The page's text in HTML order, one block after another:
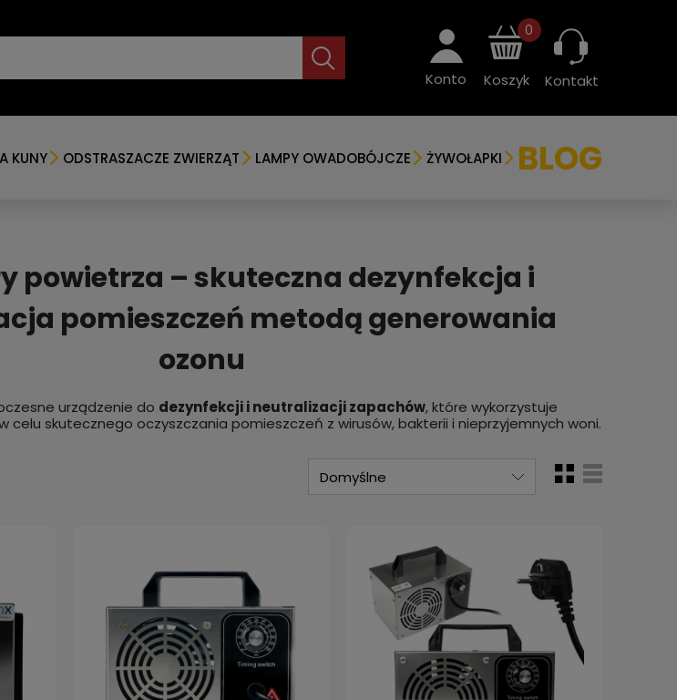
Konto Koszyk
0
Kontakt
KUNY ODSTRASZACZE ZWIERZĄT LAMPY OWADOBÓJCZE ŻYWOŁAPKI BLOG
powietrza – skuteczna dezynfekcja i
pomieszczeń metodą generowania
ozonu
urządzenie do dezynfekcji i neutralizacji zapachów, które wykorzystuje
celu skutecznego oczyszczania pomieszczeń z wirusów, bakterii i nieprzyjemnych woni.